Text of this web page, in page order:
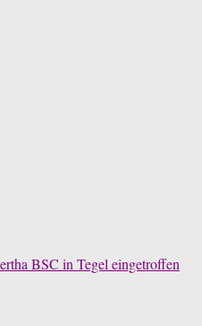
BSC in Tegel eingetroffen